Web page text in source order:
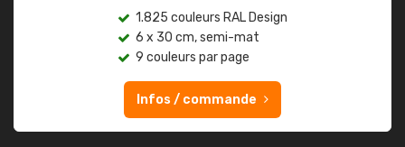
1.825 couleurs RAL Design
6 x 30 cm, semi-mat
9 couleurs par page
Infos / commande